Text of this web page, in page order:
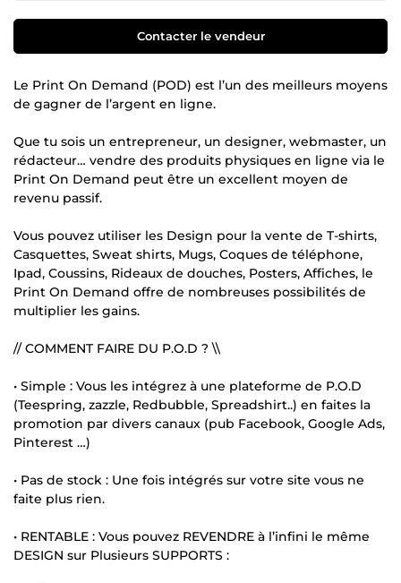
Contacter le vendeur
Le Print On Demand (POD) est l’un des meilleurs moyens
de gagner de l’argent en ligne.
Que tu sois un entrepreneur, un designer, webmaster, un
rédacteur… vendre des produits physiques en ligne via le
Print On Demand peut être un excellent moyen de
revenu passif.
Vous pouvez utiliser les Design pour la vente de T-shirts,
Casquettes, Sweat shirts, Mugs, Coques de téléphone,
Ipad, Coussins, Rideaux de douches, Posters, Affiches, le
Print On Demand offre de nombreuses possibilités de
multiplier les gains.
// COMMENT FAIRE DU P.O.D ? \\
• Simple : Vous les intégrez à une plateforme de P.O.D
(Teespring, zazzle, Redbubble, Spreadshirt..) en faites la
promotion par divers canaux (pub Facebook, Google Ads,
Pinterest …)
• Pas de stock : Une fois intégrés sur votre site vous ne
faite plus rien.
• RENTABLE : Vous pouvez REVENDRE à l’infini le même
DESIGN sur Plusieurs SUPPORTS :